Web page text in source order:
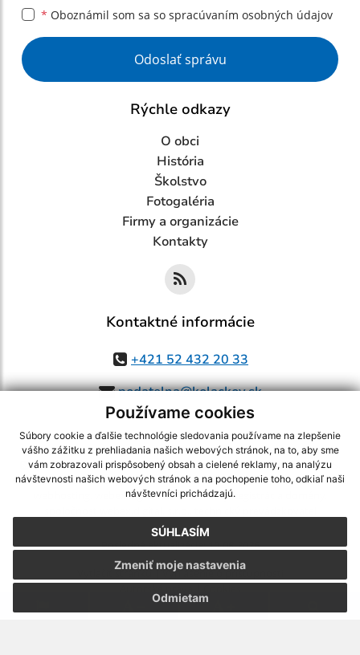
Používame cookies
Súbory cookie a ďalšie technológie sledovania používame na zlepšenie
vášho zážitku z prehliadania našich webových stránok, na to, aby sme
vám zobrazovali prispôsobený obsah a cielené reklamy, na analýzu
návštevnosti našich webových stránok a na pochopenie toho, odkiaľ naši
návštevníci prichádzajú.
SÚHLASÍM
Odmietam
Zmeniť moje nastavenia
* Oboznámil som sa so spracúvaním osobných údajov
Google reCaptcha Response
Odoslať správu
Rýchle odkazy
O obci
História
Školstvo
Fotogaléria
Firmy a organizácie
Kontakty
Kontaktné informácie
+421 52 432 20 33
podatelna@kolackov.sk
využite možnosť získavania aktuálnych informácií s využitím RSS
CMS systém (redakčný) systém ECHELON 2,Mapa stránok,web portál
webex.digital, s.r.o.,domény,registrácia domény
Posledná aktualizácia:10.08.2026
Vytlačiť stránku|Vyhlásenie o prístupnosti